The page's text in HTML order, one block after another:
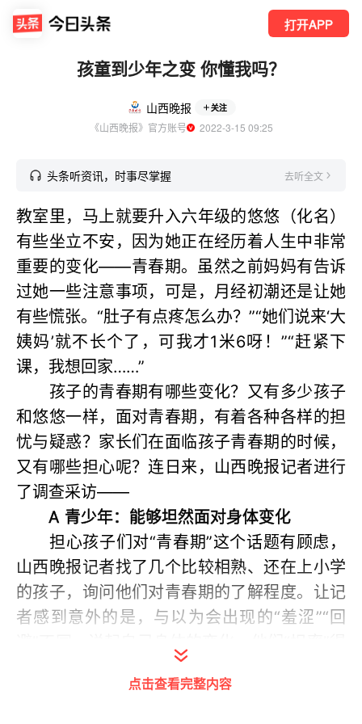
打开APP
孩童到少年之变 你懂我吗？
山西晚报 关注
《山西晚报》官方账号
  2022-3-15 09:25
头条听资讯，时事尽掌握 去听全文
教室里，马上就要升入六年级的悠悠（化名）
有些坐立不安，因为她正在经历着人生中非常
重要的变化——青春期。虽然之前妈妈有告诉
过她一些注意事项，可是，月经初潮还是让她
有些慌张。“肚子有点疼怎么办？”“她们说来‘大
姨妈’就不长个了，可我才1米6呀！”“赶紧下
课，我想回家……”
孩子的青春期有哪些变化？又有多少孩子
和悠悠一样，面对青春期，有着各种各样的担
忧与疑惑？家长们在面临孩子青春期的时候，
又有哪些担心呢？连日来，山西晚报记者进行
了调查采访——
A 青少年：能够坦然面对身体变化
担心孩子们对“青春期”这个话题有顾虑，
山西晚报记者找了几个比较相熟、还在上小学
的孩子，询问他们对青春期的了解程度。让记
者感到意外的是，与以为会出现的“羞涩”“回
让人有些惊讶。“我们班有个男生，挨个问女生
有没有来‘大姨妈’。”“我们会偷偷讨论一些相关
点击查看完整内容